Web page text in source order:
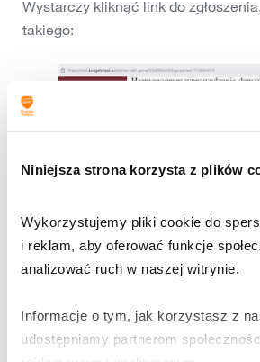
Niniejsza strona korzysta z plików
Wykorzystujemy pliki cookie do
i reklam, aby oferować funkcje
analizować ruch w naszej witrynie.
Informacje o tym, jak korzystasz z
udostępniamy partnerom
Wystarczy kliknąć link do
takiego: